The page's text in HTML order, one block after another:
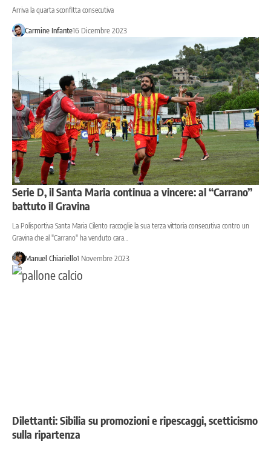
Arriva la quarta sconfitta consecutiva
Carmine Infante16 Dicembre 2023
Serie D, il Santa Maria continua a vincere: al “Carrano”
battuto il Gravina
La Polisportiva Santa Maria Cilento raccoglie la sua terza vittoria consecutiva contro un
Gravina che al "Carrano" ha venduto cara…
Manuel Chiariello1 Novembre 2023
Dilettanti: Sibilia su promozioni e ripescaggi, scetticismo
sulla ripartenza